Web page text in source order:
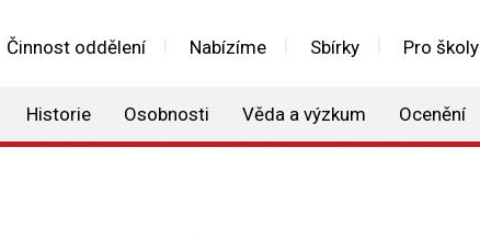
Činnost oddělení Nabízíme Sbírky Pro školy
Historie Osobnosti Věda a výzkum Ocenění